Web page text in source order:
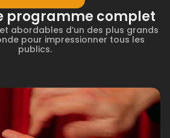
programme complet
abordables d’un des plus grands
pour impressionner tous les
publics.